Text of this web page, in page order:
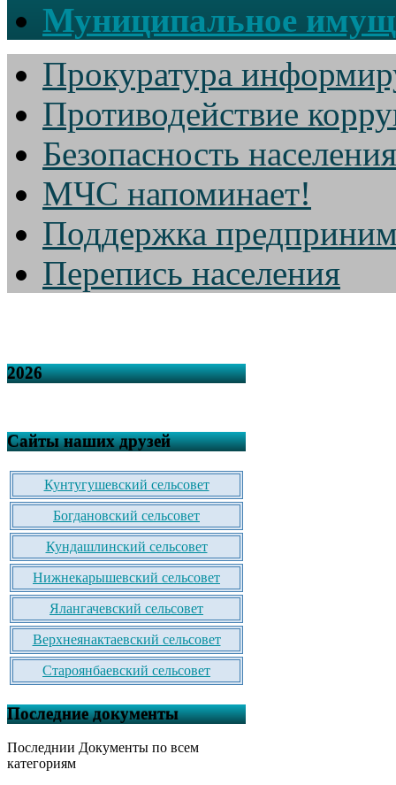
Муниципальное
Прокуратура
Противодействие
Безопасность населения
МЧС напоминает!
Поддержка
Перепись населения
2026
Сайты наших друзей
Кунтугушевский сельсовет
Богдановский сельсовет
Кундашлинский сельсовет
Нижнекарышевский сельсовет
Ялангачевский сельсовет
Верхнеянактаевский сельсовет
Староянбаевский сельсовет
Последние документы
Последнии Документы по всем
категориям